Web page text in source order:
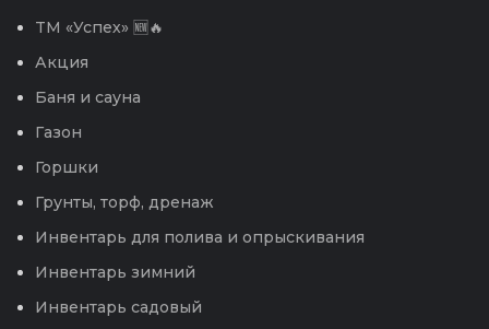
TM «Успех» 🆕🔥
Акция
Баня и сауна
Газон
Горшки
Грунты, торф, дренаж
Инвентарь для полива и опрыскивания
Инвентарь зимний
Инвентарь садовый